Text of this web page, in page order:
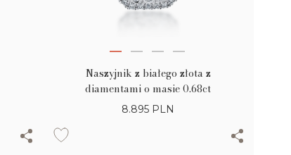
Naszyjnik z białego złota z
diamentami o masie 0.68ct
8.895 PLN